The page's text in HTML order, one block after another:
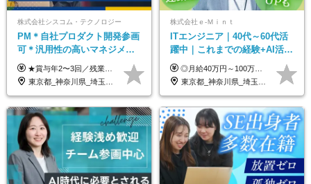
株式会社シスコム・テクノロジー
PM＊自社プロダクト開発参画
可＊汎用性の高いマネジメン
トスキル＊年収1000万以上可
★賞与年2〜3回／残業代全額支給／子ども手当（月1万円）／誕生日手当（年1回1万円）★ ＜初年度の想定年収:600万円～800万円＞ 月給50万7000円～70万4000円＋賞与年2回＋決算賞与 ※経験・能力を考慮のうえ決定します。 ※専門性を高めながらチームを牽引する「プロジェクト推進力」を高く評価し、給与へダイレクトに反映します。 ※試用期間6ヶ月（待遇変動なし） 年収800万円以上も⽬指せます。 経験・スキル・前職給与を最大限に考慮し、 ご納得いただける条件を提示します。 【賞与】 年2〜3回支給（7月・12月＋業績により決算賞与） 当社では、目の前の案件による固定報酬だけが評価の全てではありません。 メンバー育成、現場でのポジション拡大、 ナレッジの共有、そして組織づくりへの参画など、 「会社への貢献度（ビジネスプロセス）」 を昇給・賞与へダイレクトに反映しています。 専門性を高める「技術」と、チームを前進させる「プロジェクト推進」。 この両輪を回すことで、確かなスキル成長と年収アップを同時に実現できる環境です。
東京都_神奈川県_埼玉県_千葉県
株式会社ｅ‐Ｍｉｎｔ
ITエンジニア｜40代～60代活
躍中｜これまでの経験+AI活用
でスキルアップを支援｜残業
月10h｜副業OK
◎月給40万円～100万円＋インセンティブ＋各種手当 ・年収120万〜300万円UPの実績も！ ・平均年収UP率は1.1～1.3倍 ・案件単価100%公開 × 単価連動の給与制度 ・能力等を考慮の上、決定いたします ※試用期間6ヵ月あり（待遇の変更はありません） ※固定残業代（月20～30時間・3万円～8万円）を含みます 《具体的には...》 ・案件単価65万円⇒年収約500万円 ・案件単価80万円⇒年収約600万円 ・案件単価120万円⇒年収約900万円 ＼ AIで生産性5倍になり給与UP ／ ◇案件単価100%公開 × 単価連動の給与制度 ◇年収120万〜300万UPの実績あり 「単価が上がれば、その分しっかり報われる」 そんなシンプルで納得できる評価制度です。 ⚫️年収300万円アップの実績も 参画する案件の単価を全て公開。 給与は単価に連動しているため納得感持って働くことが可能です。 過去には転職しただけで300万円以上アップした方もいます。 現場でAIを活用して成果を出して単価アップにつながったケースが多数！ ・AIツール利用料金全額負担 ・資格取得補助 ・月給保証制度 ・各種手当
東京都_神奈川県_埼玉県_千葉県_大阪府_愛知県_北海道_青森県_岩手県_宮城県_秋田県_山形県_福島県_茨城県_栃木県_群馬県_新潟県_山梨県_長野県_富山県_石川県_福井県_静岡県_岐阜県_三重県_兵庫県_京都府_滋賀県_奈良県_和歌山県_広島県_岡山県_鳥取県_島根県_山口県_徳島県_香川県_愛媛県_高知県_福岡県_熊本県_佐賀県_長崎県_大分県_宮崎県_鹿児島県_沖縄県